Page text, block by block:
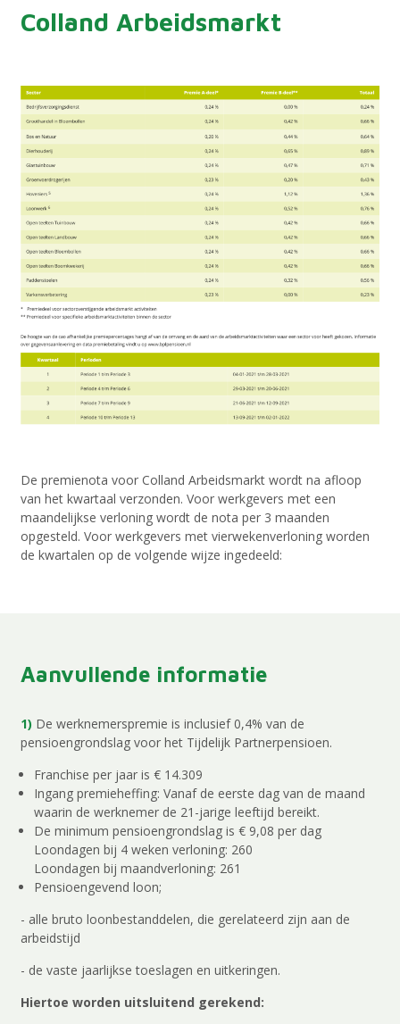
Colland Arbeidsmarkt
De premienota voor Colland Arbeidsmarkt wordt na afloop
van het kwartaal verzonden. Voor werkgevers met een
maandelijkse verloning wordt de nota per 3 maanden
opgesteld. Voor werkgevers met vierwekenverloning worden
de kwartalen op de volgende wijze ingedeeld:
Aanvullende informatie
1) De werknemerspremie is inclusief 0,4% van de
pensioengrondslag voor het Tijdelijk Partnerpensioen.
Franchise per jaar is € 14.309
Ingang premieheffing: Vanaf de eerste dag van de maand
waarin de werknemer de 21-jarige leeftijd bereikt.
De minimum pensioengrondslag is € 9,08 per dag
Loondagen bij 4 weken verloning: 260
Loondagen bij maandverloning: 261
Pensioengevend loon;
- alle bruto loonbestanddelen, die gerelateerd zijn aan de
arbeidstijd
- de vaste jaarlijkse toeslagen en uitkeringen.
Hiertoe worden uitsluitend gerekend: